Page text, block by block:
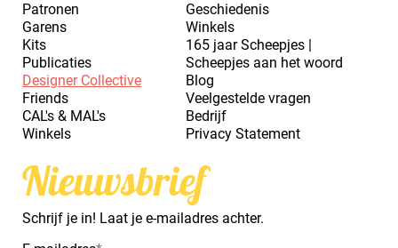
Patronen
Garens
Kits
Publicaties
Designer Collective
Friends
CAL's & MAL's
Winkels
Geschiedenis
Winkels
165 jaar Scheepjes |
Scheepjes aan het woord
Blog
Veelgestelde vragen
Bedrijf
Privacy Statement
Nieuwsbrief
Schrijf je in! Laat je e-mailadres achter.